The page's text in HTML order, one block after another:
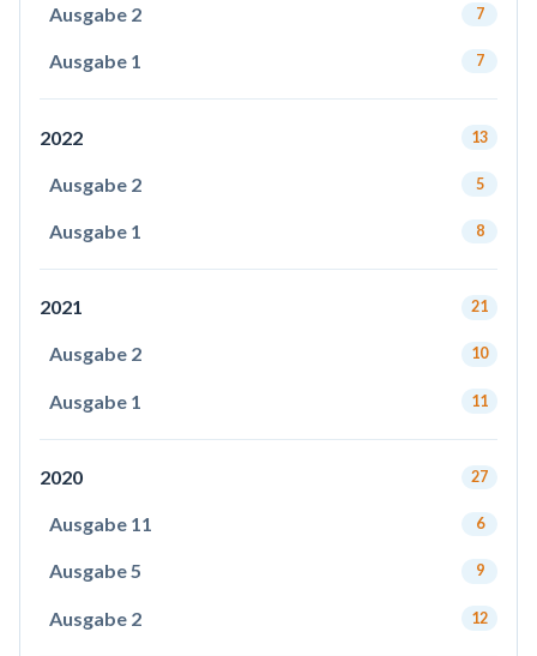
Ausgabe 2 7
Ausgabe 1 7
2022 13
Ausgabe 2 5
Ausgabe 1 8
2021 21
Ausgabe 2 10
Ausgabe 1 11
2020 27
Ausgabe 11 6
Ausgabe 5 9
Ausgabe 2 12